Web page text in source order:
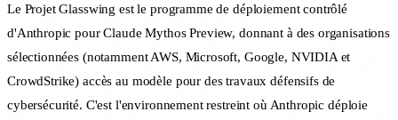
Le Projet Glasswing est le programme de déploiement contrôlé
d'Anthropic pour Claude Mythos Preview, donnant à des organisations
sélectionnées (notamment AWS, Microsoft, Google, NVIDIA et
CrowdStrike) accès au modèle pour des travaux défensifs de
cybersécurité. C'est l'environnement restreint où Anthropic déploie